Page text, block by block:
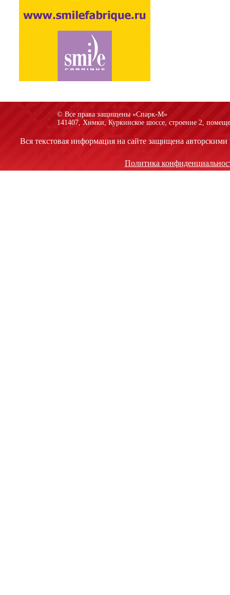
© Все права защищены «Спарк-M»
141407, Химки, Куркинское шоссе, строение 2,
Вся текстовая информация на сайте защищена
Политика